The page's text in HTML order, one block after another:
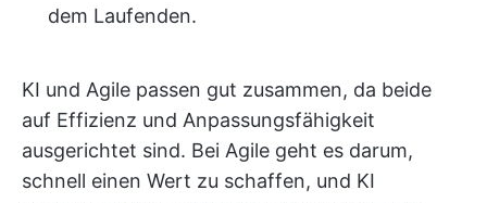
dem Laufenden.
KI und Agile passen gut zusammen, da beide
auf Effizienz und Anpassungsfähigkeit
ausgerichtet sind. Bei Agile geht es darum,
schnell einen Wert zu schaffen, und KI